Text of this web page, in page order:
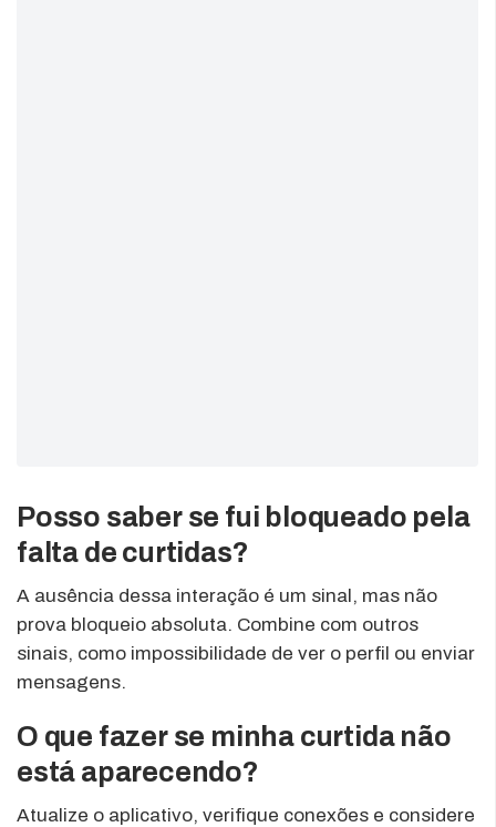
Posso saber se fui bloqueado pela
falta de curtidas?
A ausência dessa interação é um sinal, mas não
prova bloqueio absoluta. Combine com outros
sinais, como impossibilidade de ver o perfil ou enviar
mensagens.
O que fazer se minha curtida não
está aparecendo?
Atualize o aplicativo, verifique conexões e considere